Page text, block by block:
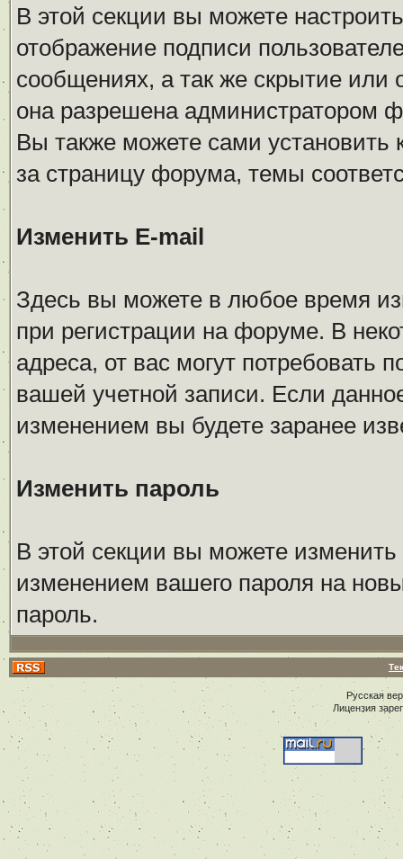
В этой секции вы можете
отображение подписи
сообщениях, а так же скрытие или
она разрешена администратором
Вы также можете сами
за страницу форума, темы
Изменить E-mail
Здесь вы можете в любое время
при регистрации на форуме. В
адреса, от вас могут потребовать
вашей учетной записи. Если
изменением вы будете заранее
Изменить пароль
В этой секции вы можете
изменением вашего пароля на
пароль.
Русская
Лицензия